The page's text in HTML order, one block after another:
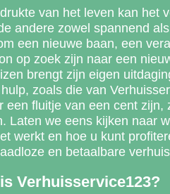
van het leven kan het
andere zowel spannend
een nieuwe baan, een
op zoek zijn naar een
brengt zijn eigen
zoals die van
een fluitje van een cent zijn,
Laten we eens kijken naar
werkt en hoe u kunt
en betaalbare
Verhuisservice123?